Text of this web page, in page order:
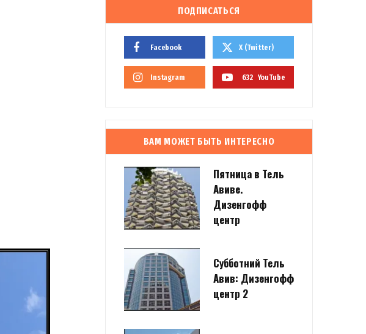
ПОДПИСАТЬСЯ
Facebook X (Twitter)
Instagram 632 YouTube
ВАМ МОЖЕТ БЫТЬ ИНТЕРЕСНО
Пятница в Тель
Авиве.
Дизенгофф
центр
Субботний Тель
Авив: Дизенгофф
центр 2